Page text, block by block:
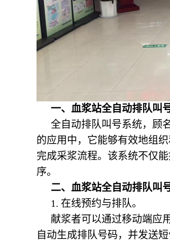
一、血浆站全自动排队叫
全自动排队叫号系统，顾
的应用中，它能够有效地组
完成采浆流程。该系统不仅
序。
二、 血浆站全自动排队叫
1. 在线预约与排队。
献浆者可以通过移动端应
自动生成排队号码，并发送